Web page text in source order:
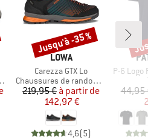
MARQUE
LOWA
Article
Carezza GTX Lo
Product group
Chaussures de randonnée
Prix
219,95 € Prix réduit
à partir de
142,97 €
4,6(5)
Remise
Jusqu'à -35 %
Article
P-6 Logo
44,95